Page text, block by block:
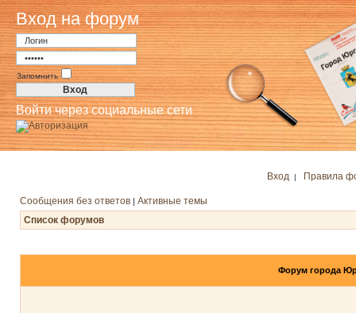
Вход на форум
Запомнить
Войти через социальные сети
Вход | Правила
Сообщения без ответов | Активные темы
Список форумов
Форум города